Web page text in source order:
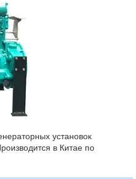
установок
в Китае по